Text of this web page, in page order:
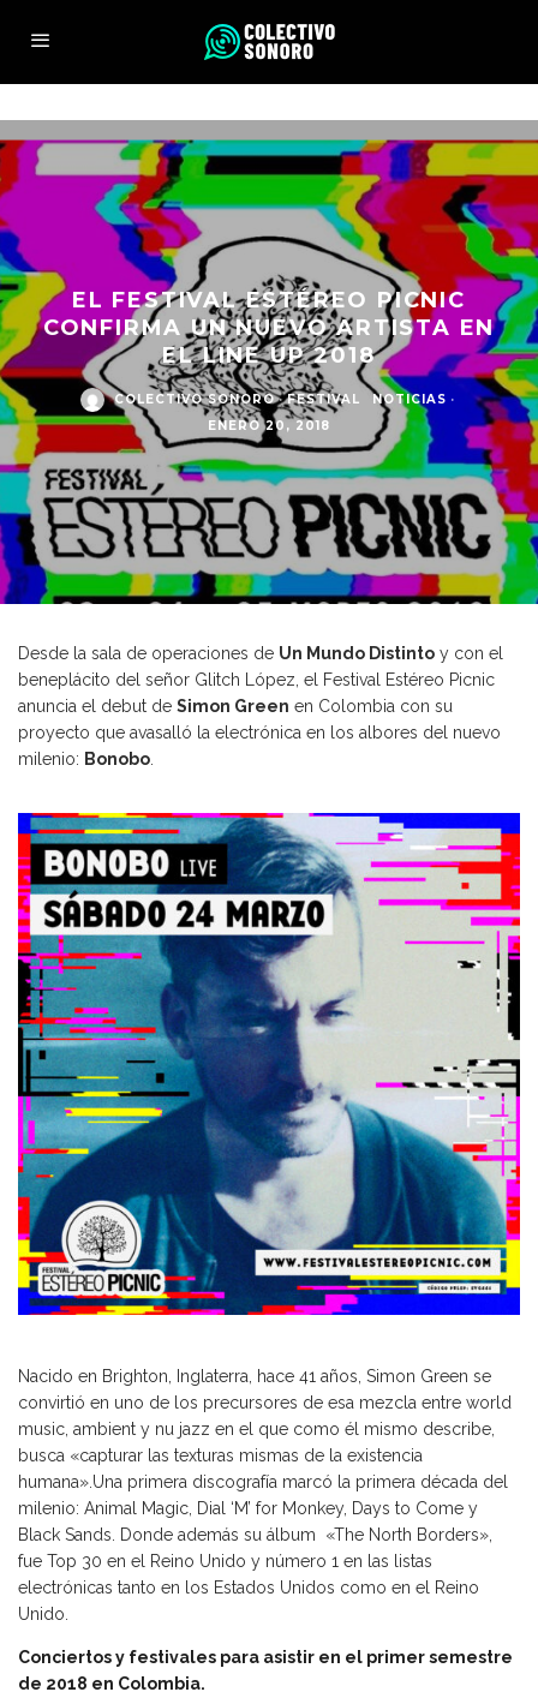
EL FESTIVAL ESTÉREO PICNIC
CONFIRMA UN NUEVO ARTISTA EN
EL LINE UP 2018
COLECTIVO SONORO · FESTIVAL NOTICIAS ·
ENERO 20, 2018
Desde la sala de operaciones de Un Mundo Distinto y con el
beneplácito del señor Glitch López, el Festival Estéreo Picnic
anuncia el debut de Simon Green en Colombia con su
proyecto que avasalló la electrónica en los albores del nuevo
milenio: Bonobo.
Nacido en Brighton, Inglaterra, hace 41 años, Simon Green se
convirtió en uno de los precursores de esa mezcla entre world
music, ambient y nu jazz en el que como él mismo describe,
busca «capturar las texturas mismas de la existencia
humana».Una primera discografía marcó la primera década del
milenio: Animal Magic, Dial ‘M’ for Monkey, Days to Come y
Black Sands. Donde además su álbum «The North Borders»,
fue Top 30 en el Reino Unido y número 1 en las listas
electrónicas tanto en los Estados Unidos como en el Reino
Unido.
Conciertos y festivales para asistir en el primer semestre
de 2018 en Colombia.